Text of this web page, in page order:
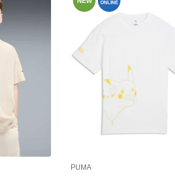
ONLINE
PUMA